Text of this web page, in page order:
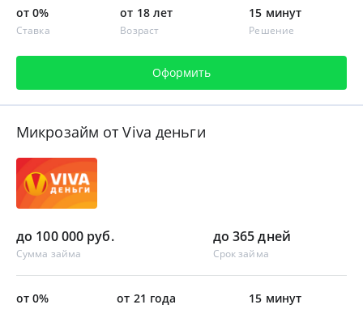
от 0%
Ставка
от 18 лет
Возраст
15 минут
Решение
Оформить
Микрозайм от Viva деньги
до 100 000 руб.
Сумма займа
до 365 дней
Срок займа
от 0% от 21 года 15 минут